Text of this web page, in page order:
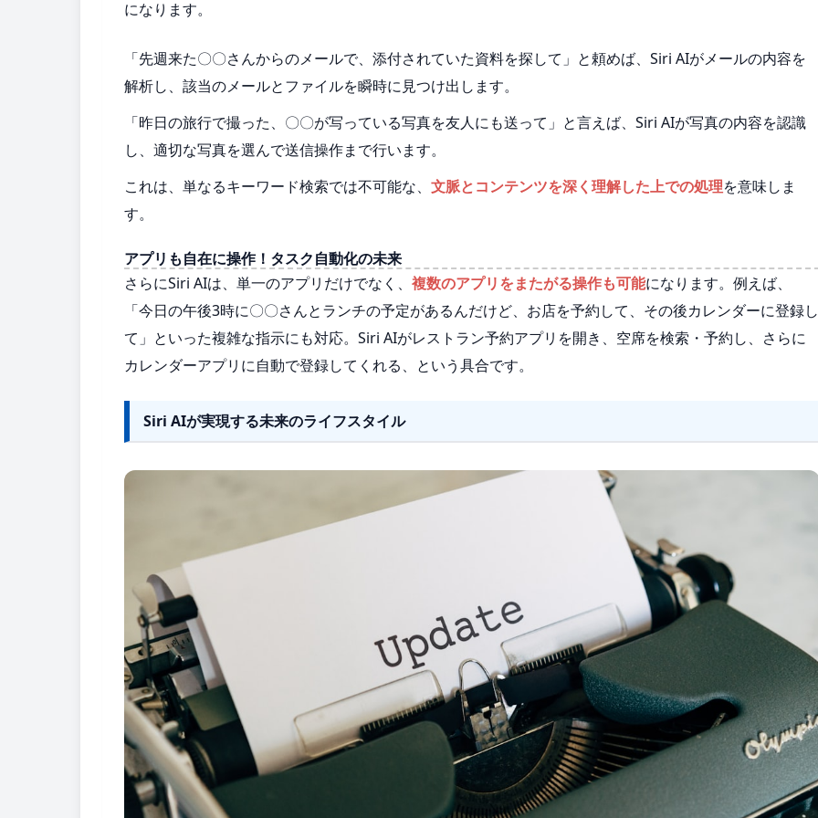
になります。
「先週来た〇〇さんからのメールで、添付されていた資料を探して」と頼めば、Siri AIがメールの内容を
解析し、該当のメールとファイルを瞬時に見つけ出します。
「昨日の旅行で撮った、〇〇が写っている写真を友人にも送って」と言えば、Siri AIが写真の内容を認識
し、適切な写真を選んで送信操作まで行います。
これは、単なるキーワード検索では不可能な、 文脈とコンテンツを深く理解した上での処理を意味しま
す。
アプリも自在に操作！タスク自動化の未来
さらにSiri AIは、単一のアプリだけでなく、 複数のアプリをまたがる操作も可能になります。例えば、
「今日の午後3時に〇〇さんとランチの予定があるんだけど、お店を予約して、その後カレンダーに登録し
て」といった複雑な指示にも対応。Siri AIがレストラン予約アプリを開き、空席を検索・予約し、さらに
カレンダーアプリに自動で登録してくれる、という具合です。
Siri AIが実現する未来のライフスタイル